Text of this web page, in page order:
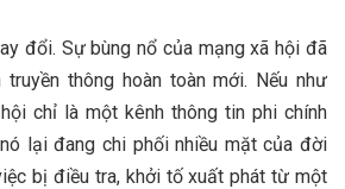
đổi. Sự bùng nổ của mạng xã hội đã
thông hoàn toàn mới. Nếu như
chỉ là một kênh thông tin phi chính
lại đang chi phối nhiều mặt của đời
bị điều tra, khởi tố xuất phát từ một